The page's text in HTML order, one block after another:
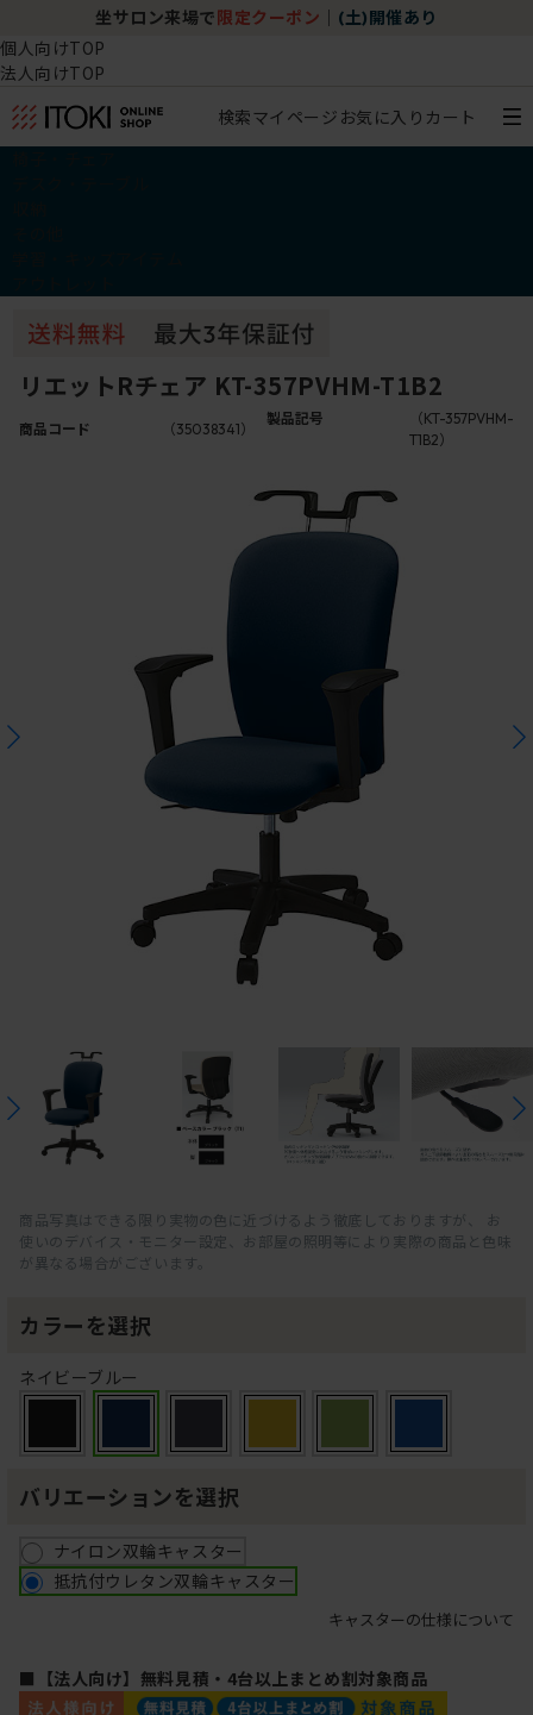
坐サロン来場で 限定クーポン (土)開催あり
個人向けTOP
法人向けTOP
検索マイページ お気に入り カート
リエットRチェア KT-357PVHM-T1B2
商品コード （35038341）
製品記号
（KT-357PVHM-
T1B2）
商品写真はできる限り実物の色に近づけるよう徹底しておりますが、 お
使いのデバイス・モニター設定、お部屋の照明等により実際の商品と色味
が異なる場合がございます。
カラーを選択
ネイビーブルー
バリエーションを選択
ナイロン双輪キャスター
抵抗付ウレタン双輪キャスター
キャスターの仕様について
■【法人向け】無料見積・4台以上まとめ割対象商品